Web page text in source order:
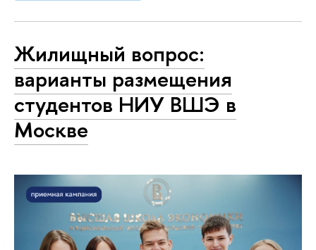
Жилищный вопрос:
варианты размещения
студентов НИУ ВШЭ в
Москве